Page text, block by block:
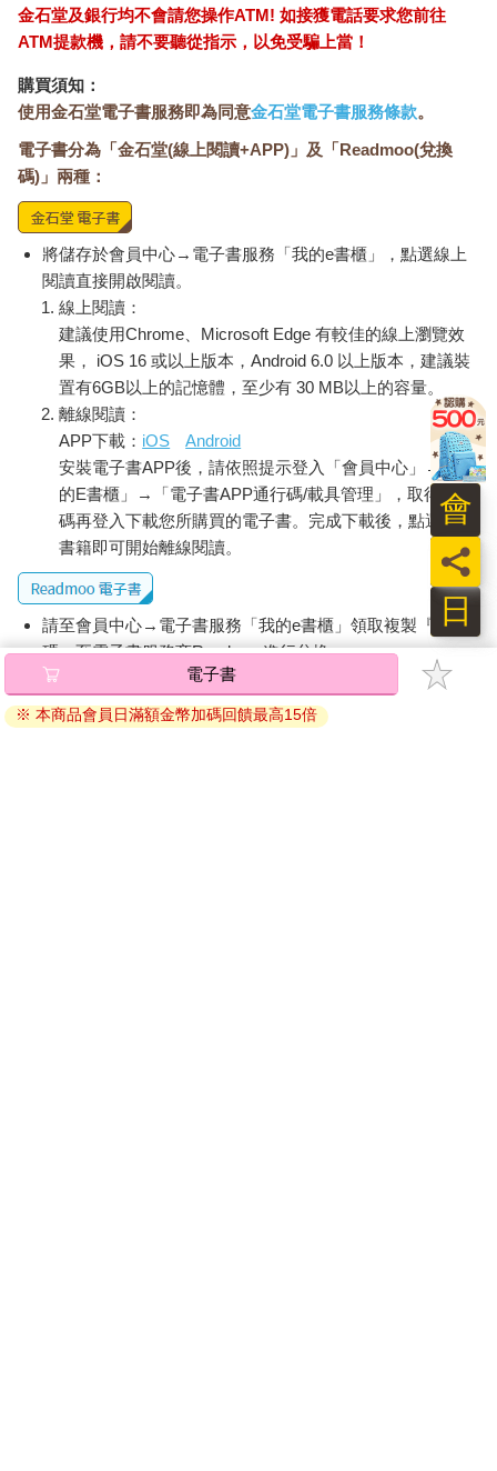
金石堂及銀行均不會請您操作ATM! 如接獲電話要求您前往
ATM提款機，請不要聽從指示，以免受騙上當！
購買須知：
使用金石堂電子書服務即為同意金石堂電子書服務條款。
電子書分為「金石堂(線上閱讀+APP)」及「Readmoo(兌換
碼)」兩種：
將儲存於會員中心→電子書服務「我的e書櫃」，點選線上
閱讀直接開啟閱讀。
線上閱讀：
建議使用Chrome、Microsoft Edge 有較佳的線上瀏覽效
果， iOS 16 或以上版本，Android 6.0 以上版本，建議裝
置有6GB以上的記憶體，至少有 30 MB以上的容量。
離線閱讀：
APP下載： iOS
Android
安裝電子書APP後，請依照提示登入「會員中心」→「我
的E書櫃」→「電子書APP通行碼/載具管理」，取得通行
碼再登入下載您所購買的電子書。完成下載後，點選任一
書籍即可開始離線閱讀。
請至會員中心→電子書服務「我的e書櫃」領取複製『兌換
碼』至電子書服務商Readmoo進行兌換。
退換貨須知：
因版權保護，您在金石堂所購買的電子書僅能以金石堂專屬
電子書
※ 本商品會員日滿額金幣加碼回饋最高15倍
日
員
會